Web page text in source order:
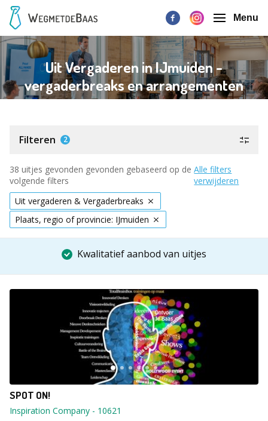
Menu
Uit Vergaderen in IJmuiden -
vergaderbreaks en arrangementen
Filteren 2
38 uitjes gevonden gevonden gebaseerd op de
volgende filters
Alle filters
verwijderen
Uit vergaderen & Vergaderbreaks
Plaats, regio of provincie: IJmuiden
Kwalitatief aanbod van uitjes
SPOT ON!
Inspiration Company - 10621